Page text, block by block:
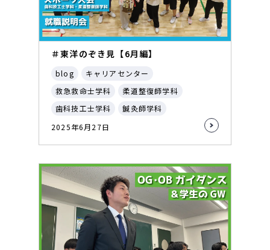
＃東洋のぞき見【6月編】
blog
キャリアセンター
救急救命士学科
柔道整復師学科
歯科技工士学科
鍼灸師学科
2025年6月27日